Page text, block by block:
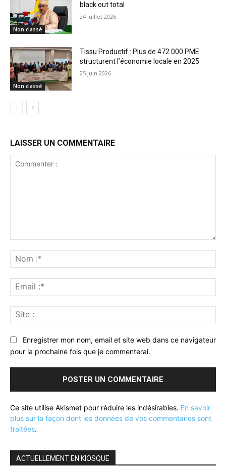
Non classé
black out total
24 juillet 2026
Non classé
Tissu Productif : Plus de 472 000 PME
structurent l’économie locale en 2025
25 juin 2026
LAISSER UN COMMENTAIRE
:*
:*
:
Enregistrer mon nom, email et site web dans ce navigateur
pour la prochaine fois que je commenterai.
Ce site utilise Akismet pour réduire les indésirables. En savoir
plus sur la façon dont les données de vos commentaires sont
traitées.
ACTUELLEMENT EN KIOSQUE